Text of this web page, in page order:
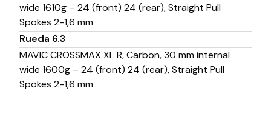
wide 1610g – 24 (front) 24 (rear), Straight Pull
Spokes 2-1,6 mm
Rueda 6.3
MAVIC CROSSMAX XL R, Carbon, 30 mm internal
wide 1600g – 24 (front) 24 (rear), Straight Pull
Spokes 2-1,6 mm